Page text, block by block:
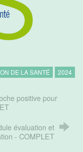
DE LA SANTÉ 2024
positive pour
évaluation et
- COMPLET